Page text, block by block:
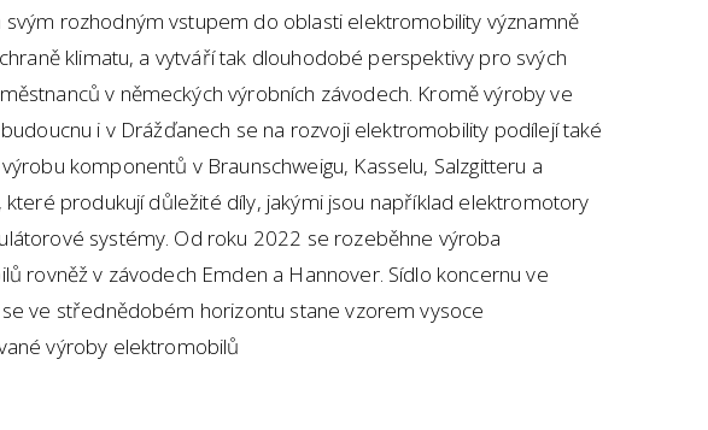
svým rozhodným vstupem do oblasti elektromobility významně
klimatu, a vytváří tak dlouhodobé perspektivy pro svých
v německých výrobních závodech. Kromě výroby ve
i v Drážďanech se na rozvoji elektromobility podílejí také
komponentů v Braunschweigu, Kasselu, Salzgitteru a
které produkují důležité díly, jakými jsou například elektromotory
systémy. Od roku 2022 se rozeběhne výroba
rovněž v závodech Emden a Hannover. Sídlo koncernu ve
ve střednědobém horizontu stane vzorem vysoce
výroby elektromobilů